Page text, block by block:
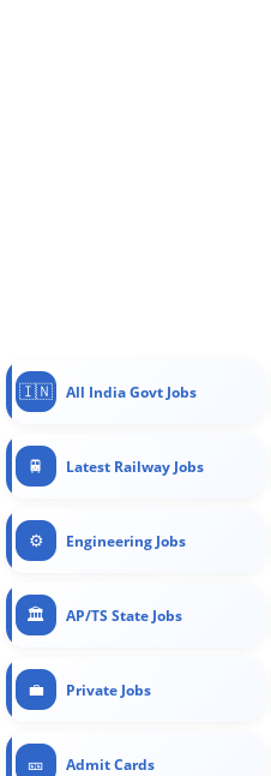
🇮🇳 All India Govt Jobs
🚆 Latest Railway Jobs
⚙️ Engineering Jobs
🏛️ AP/TS State Jobs
💼 Private Jobs
🎫 Admit Cards